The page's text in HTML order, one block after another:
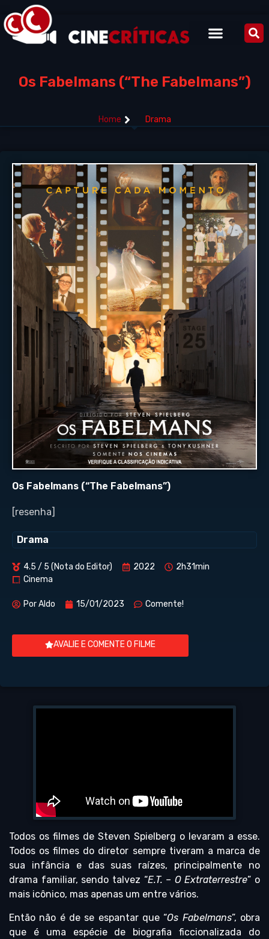
Os Fabelmans (“The Fabelmans”)
Home Drama
Os Fabelmans (“The Fabelmans”)
[resenha]
Drama
4.5 / 5 (Nota do Editor) 2022
2h31min
Cinema
PorAldo 15/01/2023 Comente!
AVALIE E COMENTE O FILME
Todos os filmes de Steven Spielberg o levaram a esse.
Todos os filmes do diretor sempre tiveram a marca de
sua infância e das suas raízes, principalmente no
drama familiar, sendo talvez “E.T. – O Extraterrestre” o
mais icônico, mas apenas um entre vários.
Então não é de se espantar que “Os Fabelmans”, obra
que é uma espécie de biografia ficcionalizada do